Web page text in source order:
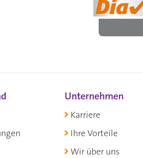
Unternehmen
Karriere
Ihre Vorteile
Wir über uns